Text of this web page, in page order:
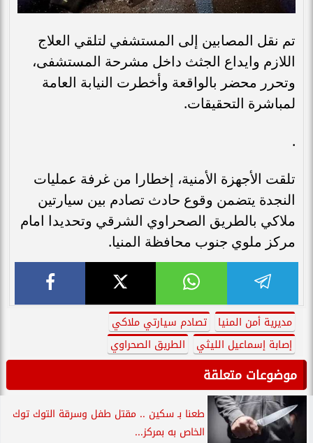
تم نقل المصابين إلى المستشفي لتلقي العلاج
اللازم وايداع الجثث داخل مشرحة المستشفى،
وتحرر محضر بالواقعة وأخطرت النيابة العامة
لمباشرة التحقيقات.
.
تلقت الأجهزة الأمنية، إخطارا من غرفة عمليات
النجدة يتضمن وقوع حادث تصادم بين سيارتين
ملاكي بالطريق الصحراوي الشرقي وتحديدا امام
مركز ملوي جنوب محافظة المنيا.
مديرية أمن المنيا
تصادم سيارتي ملاكي
إصابة إسماعيل الليثي
الطريق الصحراوي
موضوعات متعلقة
طعنا بـ سكين .. مقتل طفل وسرقة التوك توك
الخاص به بمركز...